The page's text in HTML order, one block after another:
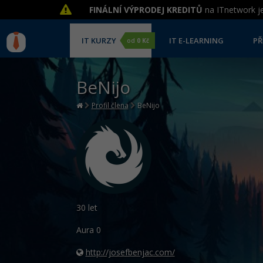
FINÁLNÍ VÝPRODEJ KREDITŮ na ITnetwork
IT KURZY od 0 Kč IT E-LEARNING
BeNijo
Profil člena BeNijo
30 let
Aura 0
http://josefbenjac.com/